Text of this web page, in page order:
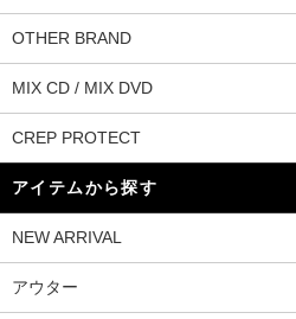
OTHER BRAND
MIX CD / MIX DVD
CREP PROTECT
アイテムから探す
NEW ARRIVAL
アウター